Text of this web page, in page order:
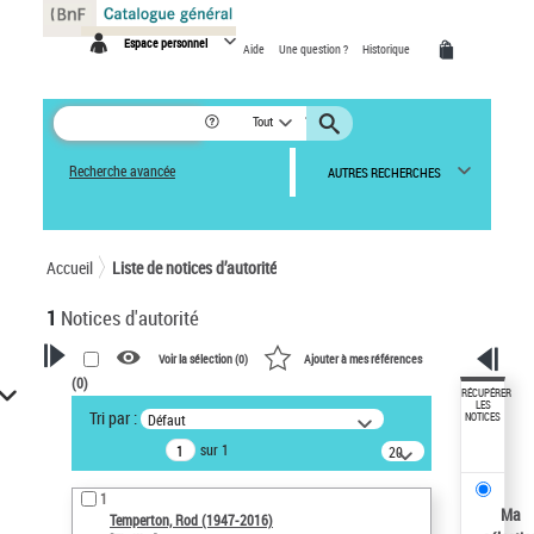
Espace personnel Aide Une question ? Historique
Tout
Recherche avancée AUTRES RECHERCHES
Accueil Liste de notices d’autorité
1 Notices d'autorité
VOTRE RECHERCHE
Recherche avancée dans les
notices d’autorité
Œuvres liées à l'auteur :
Temperton, Rod (1947-2016)
Voir la sélection (0) Ajouter à mes références
(0)
Tri par : Défaut
sur 1
20
résultats/page
1
Temperton, Rod (1947-2016)
RÉCUPÉRER
LES
NOTICES
Ma
Panneau de gestion des cookies